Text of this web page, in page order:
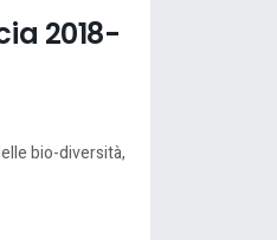
2018-
bio-diversità,